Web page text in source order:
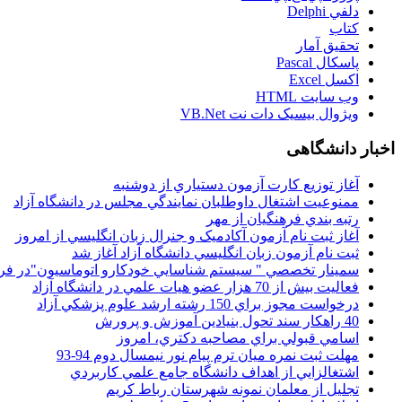
دلفي Delphi
کتاب
تحقيق آمار
پاسکال Pascal
اکسل Excel
وب سايت HTML
ويژوال بيسيک دات نت VB.Net
اخبار دانشگاهی
آغاز توزيع کارت آزمون دستياري از دوشنبه
ممنوعيت اشتغال داوطلبان نمايندگي مجلس در دانشگاه آزاد
رتبه بندي فرهنگيان از مهر
آغاز ثبت نام آزمون آکادميک و جنرال زبان انگليسي از امروز
ثبت نام آزمون زبان انگليسي دانشگاه آزاد آغاز شد
سمينار تخصصي " سيستم شناسايي خودکارو اتوماسيون"در
فعاليت بيش از 70 هزار عضو هيات علمي در دانشگاه آزاد
درخواست مجوز براي 150 رشته ارشد علوم پزشکي آزاد
40 راهکار سند تحول بنيادين آموزش و پرورش
اسامي قبولي براي مصاحبه دکتري، امروز
مهلت ثبت نمره میان ترم پیام نور نیمسال دوم 94-93
اشتغالزايي از اهداف دانشگاه جامع علمي کاربردي
تجليل از معلمان نمونه شهرستان رباط کريم